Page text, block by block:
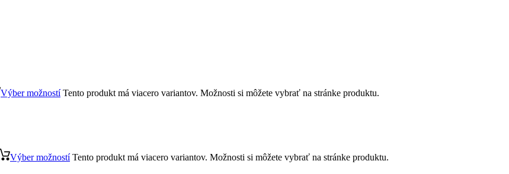
Výber možností Tento produkt má viacero variantov. Možnosti si môžete vybrať na stránke produktu.
Výber možností Tento produkt má viacero variantov. Možnosti si môžete vybrať na stránke produktu.